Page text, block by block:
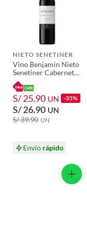
NIETO SENETINER
Vino Benjamin Nieto
Senetiner Cabernet
Sauvignon Botella
750 mL
S/ 25.90 UN -35%
S/ 26.90 UN
S/ 39.90 UN
Envío rápido